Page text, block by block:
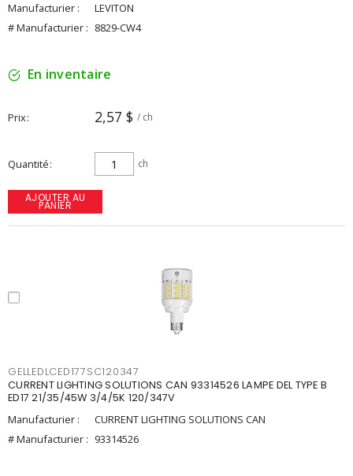
Manufacturier :
LEVITON
# Manufacturier : 8829-CW4
En inventaire
Prix 2,57 $ / ch
Quantité ch
AJOUTER AU
PANIER
GELLEDLCED177SC120347
CURRENT LIGHTING SOLUTIONS CAN 93314526 LAMPE DEL TYPE B
ED17 21/35/45W 3/4/5K 120/347V
Manufacturier :
CURRENT LIGHTING SOLUTIONS CAN
# Manufacturier : 93314526